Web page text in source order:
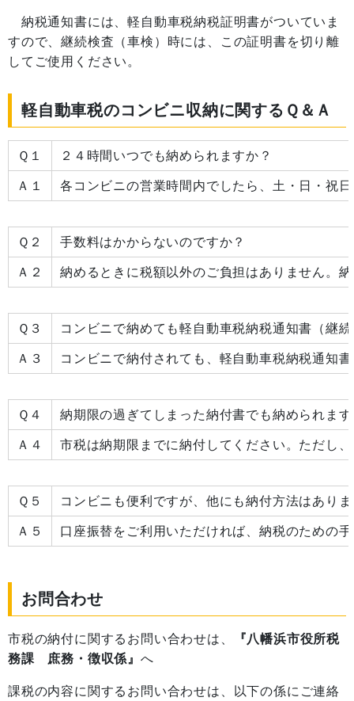
納税通知書には、軽自動車税納税証明書がついていま
すので、継続検査（車検）時には、この証明書を切り離
してご使用ください。
軽自動車税のコンビニ収納に関するＱ＆Ａ
Ｑ１
２４時間いつでも納められますか？
Ａ１
各コンビニの営業時間内でしたら、土・日・祝
Ｑ２
手数料はかからないのですか？
Ａ２
納めるときに税額以外のご負担はありません。
Ｑ３
コンビニで納めても軽自動車税納税通知書（継
Ａ３
コンビニで納付されても、軽自動車税納税通知
Ｑ４
納期限の過ぎてしまった納付書でも納められま
Ａ４
市税は納期限までに納付してください。ただし
Ｑ５
コンビニも便利ですが、他にも納付方法はあり
Ａ５
口座振替をご利用いただければ、納税のための
お問合わせ
市税の納付に関するお問い合わせは、
『八幡浜市役所税
務課 庶務・徴収係』 へ
課税の内容に関するお問い合わせは、以下の係にご連絡